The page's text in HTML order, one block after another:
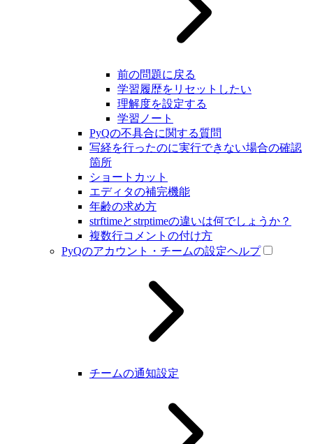
前の問題に戻る
学習履歴をリセットしたい
理解度を設定する
学習ノート
PyQの不具合に関する質問
写経を行ったのに実行できない場合の確認
箇所
ショートカット
エディタの補完機能
年齢の求め方
strftimeとstrptimeの違いは何でしょうか？
複数行コメントの付け方
PyQのアカウント・チームの設定ヘルプ
チームの通知設定